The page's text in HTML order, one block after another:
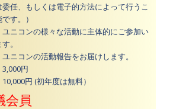
委任、もしくは電子的方法によって行うこ
す。）
ユニコンの様々な活動に主体的にご参加い
。
ニコンの活動報告をお届けします。
円
円 (初年度は無料）
会員